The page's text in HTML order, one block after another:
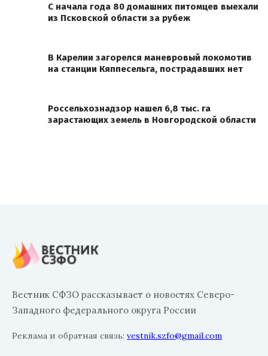
С начала года 80 домашних питомцев выехали
из Псковской области за рубеж
В Карелии загорелся маневровый локомотив
на станции Кяппесельга, пострадавших нет
Россельхознадзор нашел 6,8 тыс. га
зарастающих земель в Новгородской области
Вестник СФЗО рассказывает о новостях Северо-
Западного федерального округа России
Реклама и обратная связь: vestnik.szfo@gmail.com